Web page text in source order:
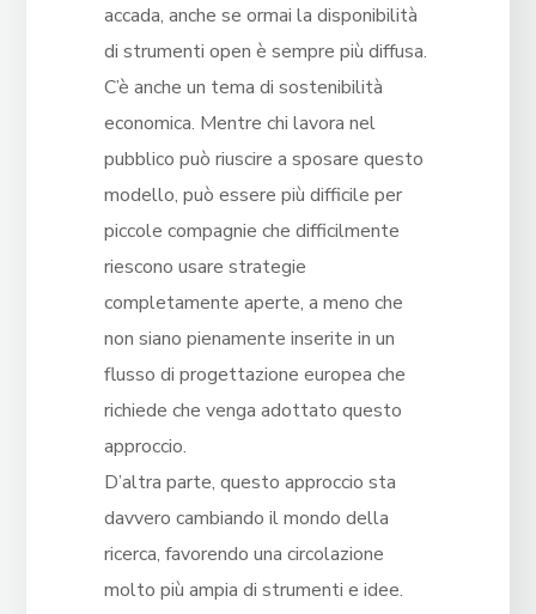
accada, anche se ormai la disponibilità
di strumenti open è sempre più diffusa.
C’è anche un tema di sostenibilità
economica. Mentre chi lavora nel
pubblico può riuscire a sposare questo
modello, può essere più difficile per
piccole compagnie che difficilmente
riescono usare strategie
completamente aperte, a meno che
non siano pienamente inserite in un
flusso di progettazione europea che
richiede che venga adottato questo
approccio.
D’altra parte, questo approccio sta
davvero cambiando il mondo della
ricerca, favorendo una circolazione
molto più ampia di strumenti e idee.